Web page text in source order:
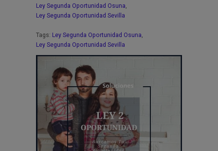
Ley Segunda Oportunidad Osuna,
Ley Segunda Oportunidad Sevilla
Tags: Ley Segunda Oportunidad Osuna,
Ley Segunda Oportunidad Sevilla